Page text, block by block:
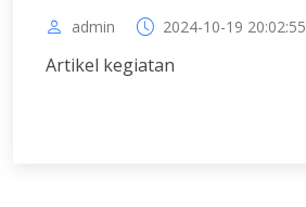
admin 2024-10-19 20:02:55
Artikel kegiatan